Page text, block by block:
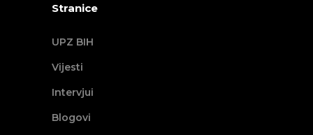
Stranice
UPZ BIH
Vijesti
Intervjui
Blogovi